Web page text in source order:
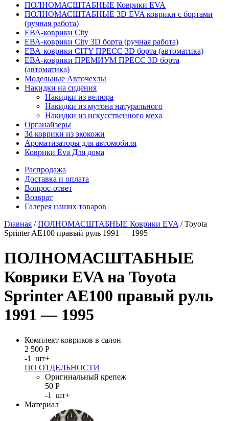
ПОЛНОМАСШТАБНЫЕ Коврики EVA
ПОЛНОМАСШТАБНЫЕ 3D EVA коврики с бортами
(ручная работа)
ЕВА-коврики City
ЕВА-коврики City 3D борта (ручная работа)
ЕВА-коврики CITY ПРЕСС 3D борта (автоматика)
ЕВА-коврики ПРЕМИУМ ПРЕСС 3D борта
(автоматика)
Модельные Авточехлы
Накидки на сидения
Накидки из велюра
Накидки из мутона натурального
Накидки из искусственного меха
Органайзеры
3d коврики из экокожи
Ароматизаторы для автомобиля
Коврики Eva Для дома
Распродажа
Доставка и оплата
Вопрос-ответ
Возврат
Галерея наших товаров
Главная /ПОЛНОМАСШТАБНЫЕ Коврики EVA / Toyota
Sprinter AE100 правый руль 1991 — 1995
ПОЛНОМАСШТАБНЫЕ
Коврики EVA на Toyota
Sprinter AE100 правый руль
1991 — 1995
Комплект ковриков в салон
2 500 Р
-1 шт+
ПО ОТДЕЛЬНОСТИ
Оригинальный крепеж
50 Р
-1 шт+
Материал